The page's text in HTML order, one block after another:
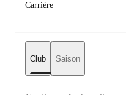
Carrière
Club Saison